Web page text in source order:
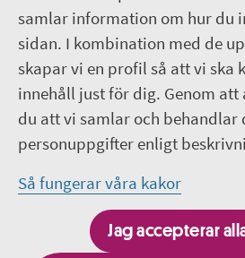
samlar information om hur du
sidan. I kombination med de
skapar vi en profil så att vi ska
innehåll just för dig. Genom
du att vi samlar och behandlar
personuppgifter enligt
Så fungerar våra kakor
Jag accepterar
Om webbplatsen
018-611 00 00
Genvägar
För personal i Region
It-system och e-tjänster